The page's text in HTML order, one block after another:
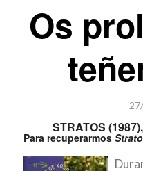
Os
STRATOS
Para recuperarmos